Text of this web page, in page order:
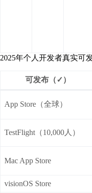
2025年个人开发者真实可
可发布（✓）
App Store（全球）
TestFlight（10,000人）
Mac App Store
visionOS Store